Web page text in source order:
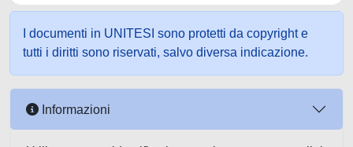
I documenti in UNITESI sono protetti da copyright e
tutti i diritti sono riservati, salvo diversa indicazione.
Informazioni